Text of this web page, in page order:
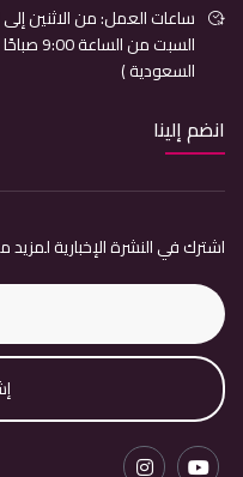
السعودية )
انضم إلينا
اشترك في النشرة الإخبارية لمزيد